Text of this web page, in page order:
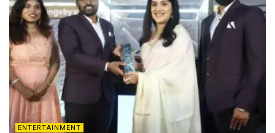
ENTERTAINMENT